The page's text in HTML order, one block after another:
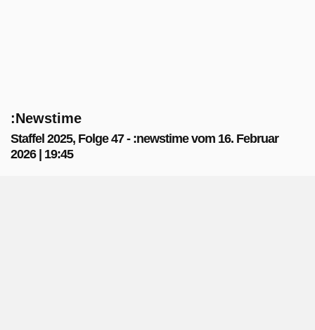
:Newstime
Staffel 2025, Folge 47 - :newstime vom 16. Februar
2026 | 19:45